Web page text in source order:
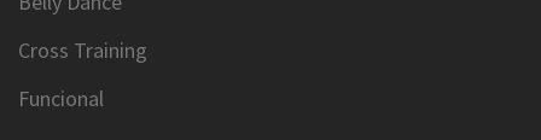
Cross Training
Funcional